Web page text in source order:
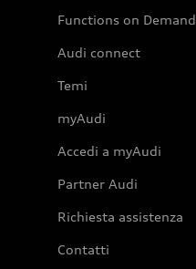
Functions on Demand
Audi connect
Temi
myAudi
Accedi a myAudi
Partner Audi
Richiesta assistenza
Contatti